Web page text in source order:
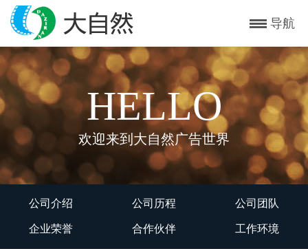
导航
HELLO
欢迎来到大自然广告世界
公司介绍 公司历程 公司团队
企业荣誉 合作伙伴 工作环境